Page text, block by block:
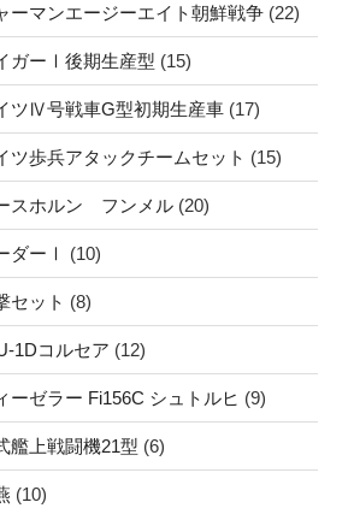
マンエージーエイト朝鮮戦争 (22)
ーⅠ後期生産型 (15)
Ⅳ号戦車G型初期生産車 (17)
歩兵アタックチームセット (15)
ホルン フンメル (20)
ダーⅠ (10)
ット (8)
コルセア (12)
ゼラー Fi156C シュトルヒ (9)
上戦闘機21型 (6)
(10)